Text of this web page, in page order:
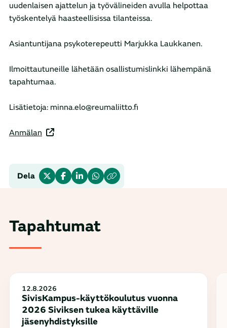
uudenlaisen ajattelun ja työvälineiden avulla helpottaa
työskentelyä haasteellisissa tilanteissa.
Asiantuntijana psykoterepeutti Marjukka Laukkanen.
Ilmoittautuneille lähetään osallistumislinkki lähempänä
tapahtumaa.
Lisätietoja: minna.elo@reumaliitto.fi
Anmälan
Dela
Tapahtumat
12.8.2026
SivisKampus-käyttökoulutus vuonna
2026 Siviksen tukea käyttäville
jäsenyhdistyksille